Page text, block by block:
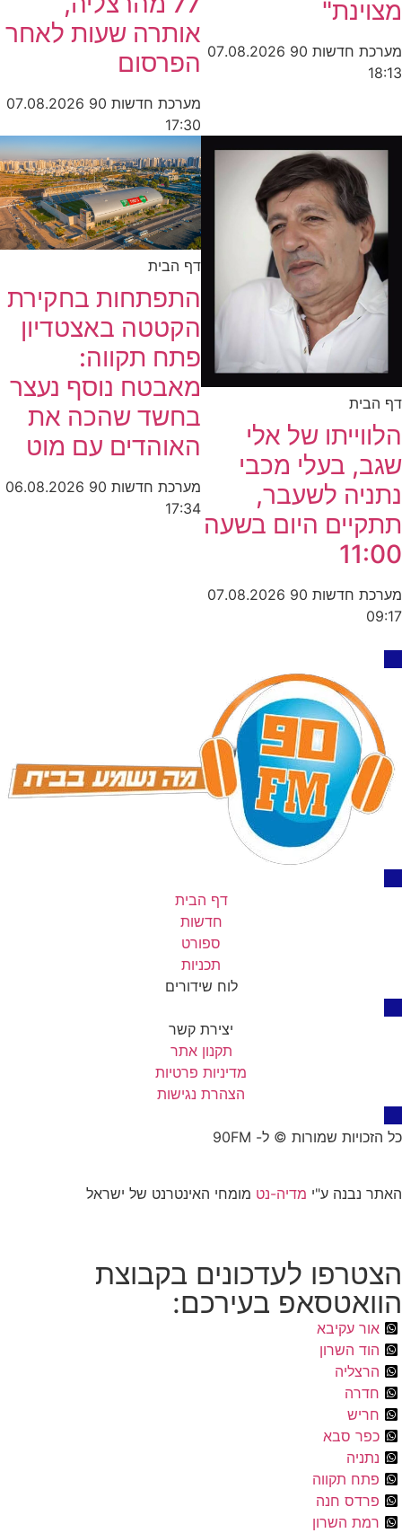
מצוינת"
מערכת חדשות 90
07.08.2026
18:13
אותרה שעות לאחר
הפרסום
מערכת חדשות 90
07.08.2026
17:30
דף הבית
הלווייתו של אלי
שגב, בעלי מכבי
נתניה לשעבר,
תתקיים היום בשעה
11:00
מערכת חדשות 90
07.08.2026
09:17
דף הבית
התפתחות בחקירת
הקטטה באצטדיון
פתח תקווה:
מאבטח נוסף נעצר
בחשד שהכה את
האוהדים עם מוט
מערכת חדשות 90
06.08.2026
17:34
דף הבית
חדשות
ספורט
תכניות
לוח שידורים
יצירת קשר
תקנון אתר
מדיניות פרטיות
הצהרת נגישות
כל הזכויות שמורות © ל- 90FM
האתר נבנה ע"י מדיה-נט מומחי האינטרנט של ישראל
הצטרפו לעדכונים בקבוצת
הוואטסאפ בעירכם:
אור עקיבא
הוד השרון
הרצליה
חדרה
חריש
כפר סבא
נתניה
פתח תקווה
פרדס חנה
רמת השרון